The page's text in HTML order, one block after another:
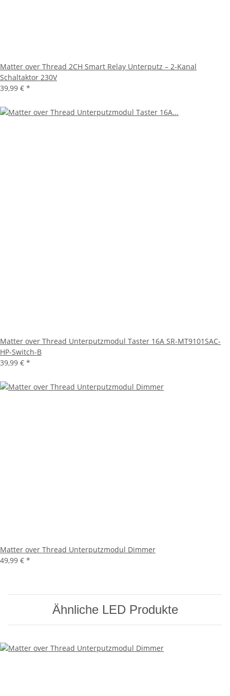
Matter over Thread 2CH Smart Relay Unterputz – 2-Kanal
Schaltaktor 230V
39,99 € *
Matter over Thread Unterputzmodul Taster 16A SR-MT9101SAC-
HP-Switch-B
39,99 € *
Matter over Thread Unterputzmodul Dimmer
49,99 € *
Ähnliche LED Produkte